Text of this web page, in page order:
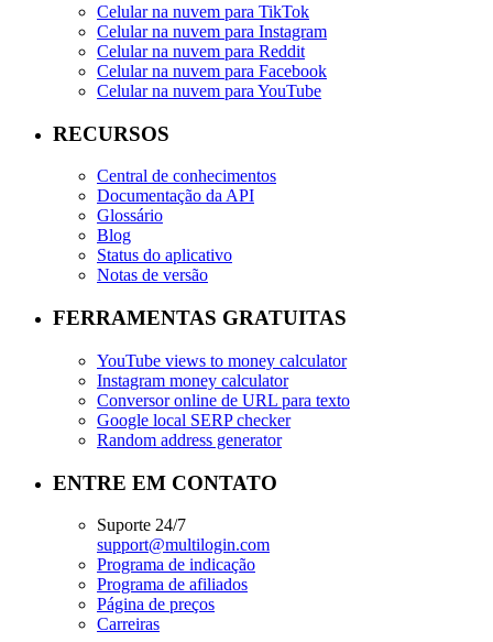
Celular na nuvem para TikTok
Celular na nuvem para Instagram
Celular na nuvem para Reddit
Celular na nuvem para Facebook
Celular na nuvem para YouTube
RECURSOS
Central de conhecimentos
Documentação da API
Glossário
Blog
Status do aplicativo
Notas de versão
FERRAMENTAS GRATUITAS
YouTube views to money calculator
Instagram money calculator
Conversor online de URL para texto
Google local SERP checker
Random address generator
ENTRE EM CONTATO
Suporte 24/7
support@multilogin.com
Programa de indicação
Programa de afiliados
Página de preços
Carreiras